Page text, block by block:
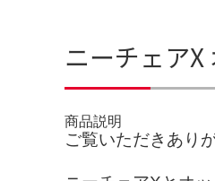
ニーチェア
商品説明
ご覧いただきあり